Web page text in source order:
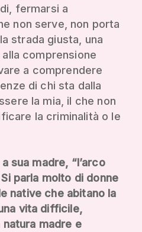
fermarsi a
non serve, non porta
strada giusta, una
comprensione
a comprendere
di chi sta dalla
la mia, il che non
la criminalità o le
sua madre, “l’arco
parla molto di donne
native che abitano la
vita difficile,
natura madre e